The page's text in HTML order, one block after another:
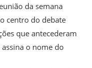
da semana
centro do debate
que antecederam
o nome do